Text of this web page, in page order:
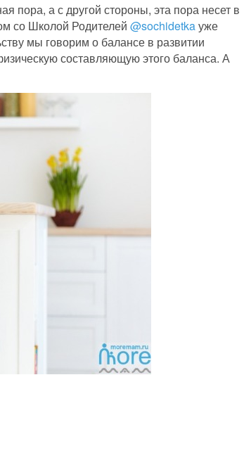
пора, а с другой стороны, эта пора несет в
со Школой Родителей @sochidetkaуже
мы говорим о балансе в развитии
составляющую этого баланса. А